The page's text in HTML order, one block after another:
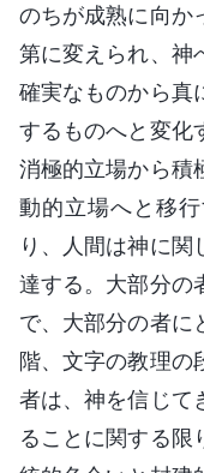
のちが成熟に向か
第に変えられ、神
確実なものから真
するものへと変化
消極的立場から積
動的立場へと移
り、人間は神に関
達する。大部分の
で、大部分の者に
階、文字の教理の
者は、神を信じて
ることに関する限